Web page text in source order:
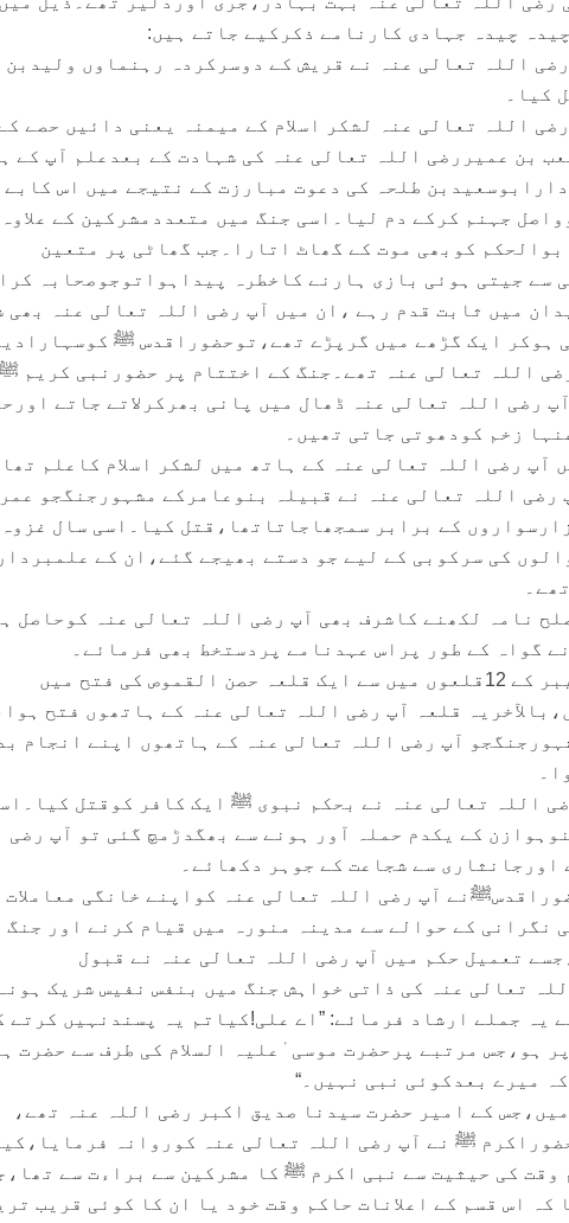
چیدہ جہادی کارنامے ذکرکیے جاتے ہیں:
آپ رضی اللہ تعالی عنہ نے قریش کے دوسرکردہ رہنماوں ولیدبن
کیا۔
آپ رضی اللہ تعالی عنہ لشکر اسلام کے میمنہ یعنی دائیں حصے
بن عمیررضی اللہ تعالی عنہ کی شہادت کے بعدعلم آپ کے
طلحہ کی دعوت مبارزت کے نتیجے میں اس کابے
جہنم کرکے دم لیا۔اسی جنگ میں متعددمشرکین کے علاوہ
کوبھی موت کے گھاٹ اتارا۔جب گھاٹی پر متعین
سے جیتی ہوئی بازی ہارنے کاخطرہ پیداہواتوجوصحابہ
میں ثابت قدم رہے ،ان میں آپ رضی اللہ تعالی عنہ بھی
ہوکر ایک گڑھے میں گرپڑے تھے،توحضوراقدس ﷺ
اللہ تعالی عنہ تھے۔جنگ کے اختتام پر حضورنبی کریم
رضی اللہ تعالی عنہ ڈھال میں پانی بھرکرلاتے جاتے
زخم کودھوتی جاتی تھیں۔
آپ رضی اللہ تعالی عنہ نے قبیلہ بنوعامرکے مشہورجنگجو
کے برابر سمجھاجاتاتھا،قتل کیا۔اسی سال غزوہ
کی سرکوبی کے لیے جو دستے بھیجے گئے،ان کے
صلح نامہ لکھنے کاشرف بھی آپ رضی اللہ تعالی عنہ کوحاصل
گواہ کے طور پراس عہدنامے پردستخط بھی فرمائے۔
٭….غزوہ خیبر(7ھ)میں خیبر کے 12قلعوں میں سے ایک قلعہ حصن القموص کی فتح میں
قلعہ آپ رضی اللہ تعالی عنہ کے ہاتھوں فتح
آپ رضی اللہ تعالی عنہ کے ہاتھوں اپنے انجام
آپ رضی اللہ تعالی عنہ نے بحکم نبوی ﷺ ایک کافر کوقتل
کے یکدم حملہ آور ہونے سے بھگدڑمچ گئی تو آپ رضی
اورجانثاری سے شجاعت کے جوہر دکھائے۔
حضوراقدسﷺنے آپ رضی اللہ تعالی عنہ کواپنے خانگی معاملات
نگرانی کے حوالے سے مدینہ منورہ میں قیام کرنے اور جنگ
تعمیل حکم میں آپ رضی اللہ تعالی عنہ نے قبول
تعالی عنہ کی ذاتی خواہش جنگ میں بنفس نفیس شریک
یہ جملے ارشاد فرمائے: ”اے علی!کیاتم یہ پسندنہیں کرتے
ہو،جس مرتبے پرحضرت موسی ٰعلیہ السلام کی طرف سے حضرت
میرے بعدکوئی نبی نہیں۔“
کے پہلے حج(9ھ)میں،جس کے امیر حضرت سیدنا صدیق اکبر رضی اللہ عنہ تھے،
ﷺ نے آپ رضی اللہ تعالی عنہ کوروانہ
وقت کی حیثیت سے نبی اکرم ﷺ کا مشرکین سے براءت سے
کہ اس قسم کے اعلانات حاکم وقت خود یا ان کا کوئی قریب